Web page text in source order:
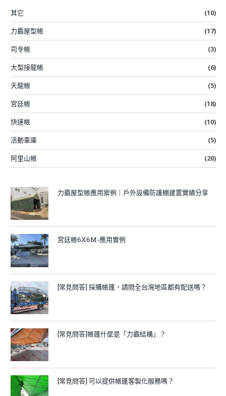
其它
(10)
力霸屋型帳
(17)
司令帳
(3)
大型接龍帳
(6)
天龍帳
(5)
宮廷帳
(18)
快速帳
(10)
活動車庫
(5)
阿里山帳
(20)
力霸屋型帳應用案例｜戶外設備防護棚建置實績分享
宮廷帳6X6M-應用實例
[常見問答] 採購帳篷，請問全台灣地區都有配送嗎？
[常見問答]帳篷什麼是「力霸結構」？
[常見問答] 可以提供帳篷客製化服務嗎？